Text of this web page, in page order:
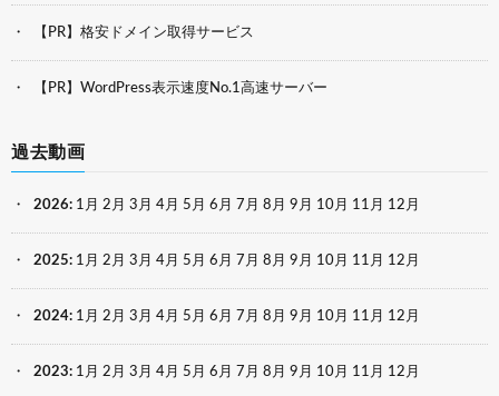
【PR】格安ドメイン取得サービス
【PR】WordPress表示速度No.1高速サーバー
過去動画
2026: 1月 2月 3月 4月 5月 6月 7月 8月 9月 10月 11月 12月
2025: 1月 2月 3月 4月 5月 6月 7月 8月 9月 10月 11月 12月
2024: 1月 2月 3月 4月 5月 6月 7月 8月 9月 10月 11月 12月
2023: 1月 2月 3月 4月 5月 6月 7月 8月 9月 10月 11月 12月